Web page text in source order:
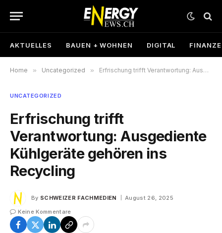
AKTUELLES BAUEN + WOHNEN DIGITAL
Home » Uncategorized » Erfrischung trifft Verantwortung: Ausgediente Kühlgeräte gehören ins Recycling
UNCATEGORIZED
Erfrischung trifft
Verantwortung: Ausgediente
Kühlgeräte gehören ins
Recycling
By SCHWEIZER FACHMEDIEN
August 26, 2025
Keine Kommentare